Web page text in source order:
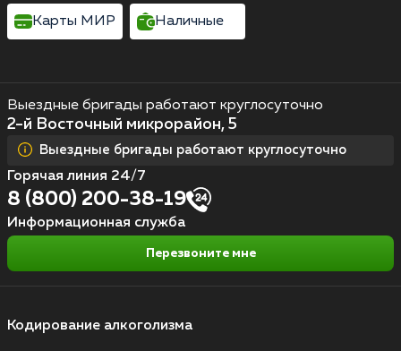
Кодирование алкоголизма
Выездные бригады работают круглосуточно
2-й Восточный микрорайон, 5
Выездные бригады работают круглосуточно
Горячая линия 24/7
8 (800) 200-38-19
Информационная служба
Перезвоните мне
Карты МИР Наличные